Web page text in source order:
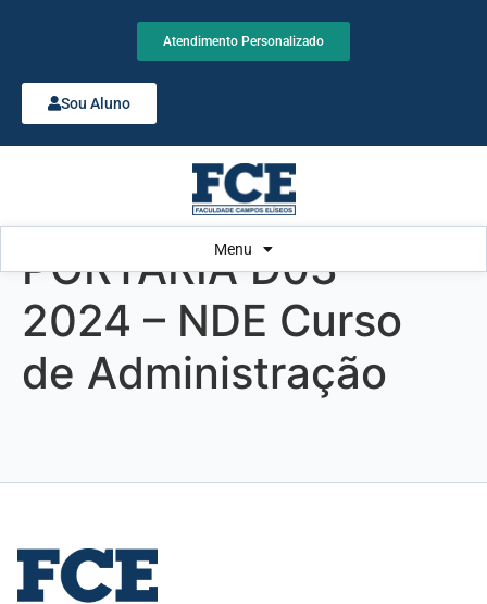
Atendimento Personalizado
Sou Aluno
Menu
PORTARIA D03-
2024 – NDE Curso
de Administração